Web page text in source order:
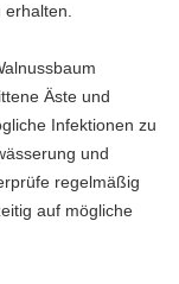
Äste und
Infektionen zu
und
regelmäßig
auf mögliche